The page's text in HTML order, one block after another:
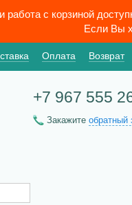
работа с корзиной
Если Вы
Оплата Возврат
+7 967 555
Закажите обратный